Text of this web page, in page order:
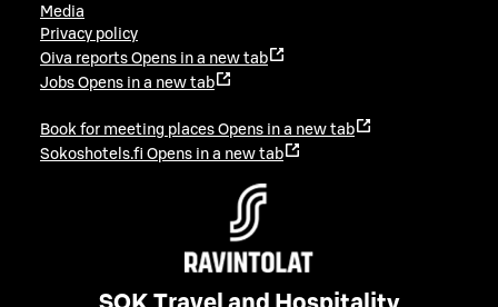
Media
Privacy policy
Oiva reports Opens in a new tab
Jobs Opens in a new tab
Book for meeting places Opens in a new tab
Sokoshotels.fi Opens in a new tab